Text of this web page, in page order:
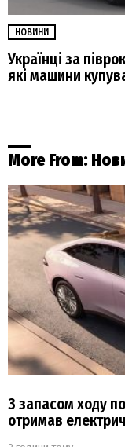
НОВИНИ
Українці за
які машини
More From:
З запасом ходу
отримав